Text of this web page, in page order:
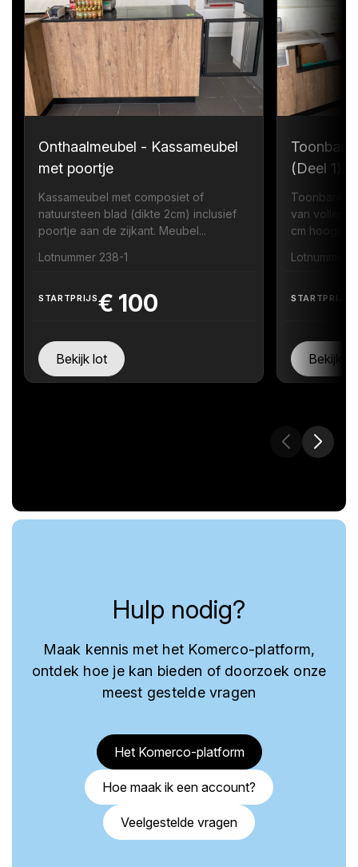
Onthaalmeubel - Kassameubel
met poortje
Kassameubel met composiet of
natuursteen blad (dikte 2cm) inclusief
poortje aan de zijkant. Meubel...
Lotnummer 238-1
STARTPRIJS€ 100
Bekijk lot
(Deel 1)
Toonbank
van
cm hoogte
Lotnummer
STARTPRIJS
Bekijk
Hulp nodig?
Maak kennis met het Komerco-platform,
ontdek hoe je kan bieden of doorzoek onze
meest gestelde vragen
Het Komerco-platform
Hoe maak ik een account?
Veelgestelde vragen